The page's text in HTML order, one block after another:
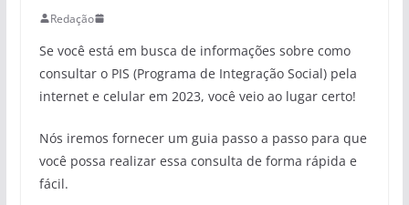
Redação
Se você está em busca de informações sobre como
consultar o PIS (Programa de Integração Social) pela
internet e celular em 2023, você veio ao lugar certo!
Nós iremos fornecer um guia passo a passo para que
você possa realizar essa consulta de forma rápida e
fácil.